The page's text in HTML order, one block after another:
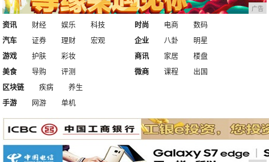
广告
资讯 财经 娱乐
科技
汽车
证券 理财 宏观
时尚 电商
数码
企业
八卦
明星
游戏
护肤
彩妆
美食
导购 评测
商讯 家居
楼盘
微商
课程
出国
区块链
疾病
养生
手游
网游 单机